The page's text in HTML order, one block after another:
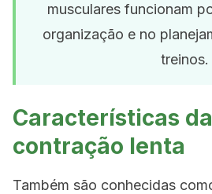
musculares funcionam
organização e no
treinos.
Características
contração lenta
Também são conhecidas